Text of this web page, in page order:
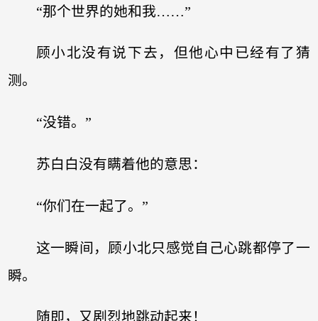
“那个世界的她和我……”
顾小北没有说下去，但他心中已经有了猜
测。
“没错。”
苏白白没有瞒着他的意思：
“你们在一起了。”
这一瞬间，顾小北只感觉自己心跳都停了一
瞬。
随即，又剧烈地跳动起来！